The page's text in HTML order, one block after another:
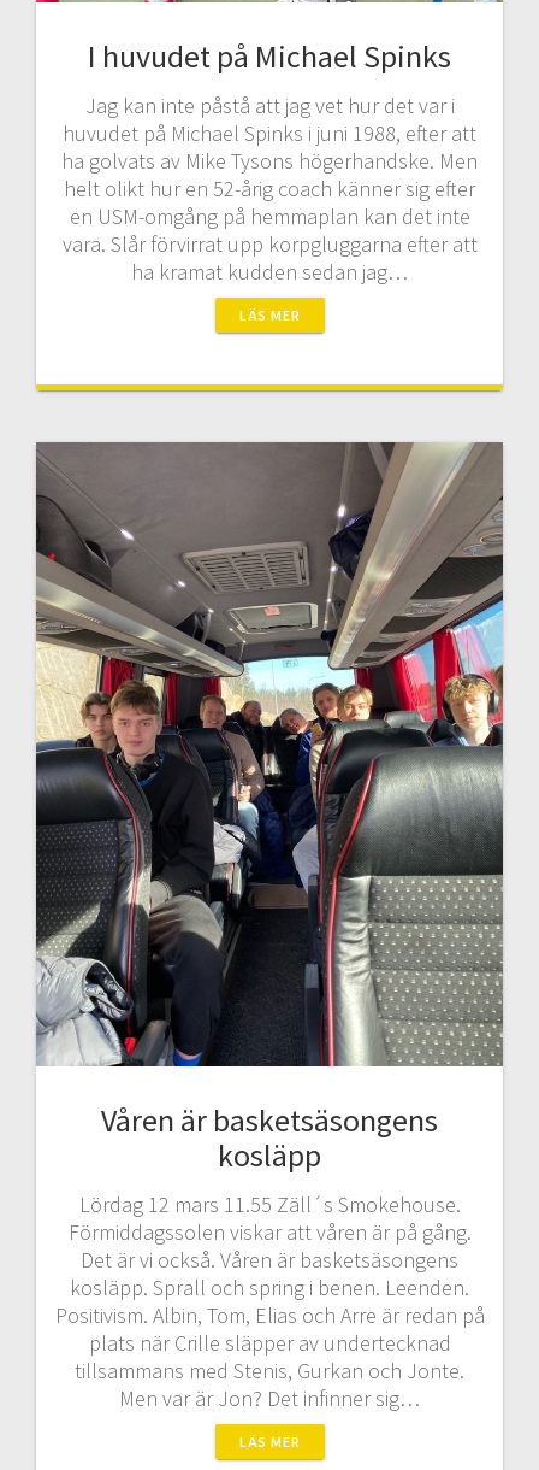
I huvudet på Michael Spinks
Jag kan inte påstå att jag vet hur det var i
huvudet på Michael Spinks i juni 1988, efter att
ha golvats av Mike Tysons högerhandske. Men
helt olikt hur en 52-årig coach känner sig efter
en USM-omgång på hemmaplan kan det inte
vara. Slår förvirrat upp korpgluggarna efter att
ha kramat kudden sedan jag…
LÄS MER
Våren är basketsäsongens
kosläpp
Lördag 12 mars 11.55 Zäll´s Smokehouse.
Förmiddagssolen viskar att våren är på gång.
Det är vi också. Våren är basketsäsongens
kosläpp. Sprall och spring i benen. Leenden.
Positivism. Albin, Tom, Elias och Arre är redan på
plats när Crille släpper av undertecknad
tillsammans med Stenis, Gurkan och Jonte.
Men var är Jon? Det infinner sig…
LÄS MER